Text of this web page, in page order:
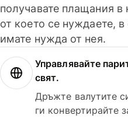
получавате плащания
от което се нуждаете,
имате нужда от нея.
Управлявайте
свят.
Дръжте валутите
ги конвертирайте